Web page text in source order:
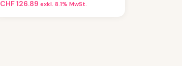
CHF126.89 exkl. 8.1% MwSt.